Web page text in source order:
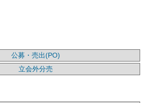
公募・売出(PO)
立会外分売